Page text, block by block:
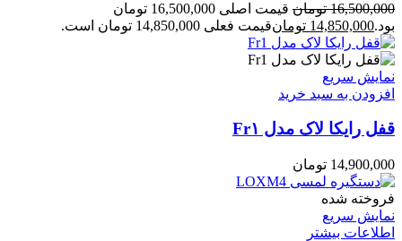
16,500,000 تومان
قیمت اصلی 16,500,000 تومان
بود.14,850,000 تومانقیمت فعلی 14,850,000 تومان است.
نمایش سریع
افزودن به سبد خرید
قفل رایکا لاک مدل Fr۱
14,900,000 تومان
فروخته شده
نمایش سریع
اطلاعات بیشتر